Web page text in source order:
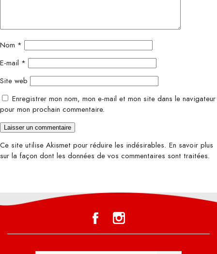
Nom *
E-mail *
Site web
Enregistrer mon nom, mon e-mail et mon site dans le navigateur
pour mon prochain commentaire.
Ce site utilise Akismet pour réduire les indésirables. En savoir plus
sur la façon dont les données de vos commentaires sont traitées.